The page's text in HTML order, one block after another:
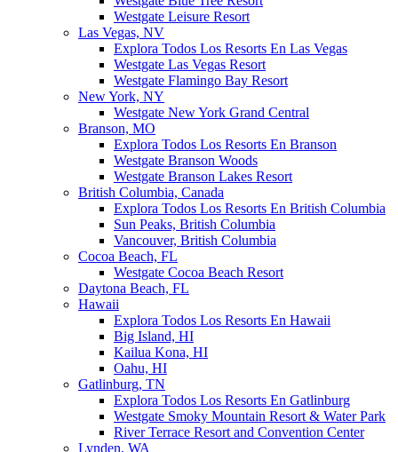
Westgate Leisure Resort
Las Vegas, NV
Explora Todos Los Resorts En Las Vegas
Westgate Las Vegas Resort
Westgate Flamingo Bay Resort
New York, NY
Westgate New York Grand Central
Branson, MO
Explora Todos Los Resorts En Branson
Westgate Branson Woods
Westgate Branson Lakes Resort
British Columbia, Canada
Explora Todos Los Resorts En British Columbia
Sun Peaks, British Columbia
Vancouver, British Columbia
Cocoa Beach, FL
Westgate Cocoa Beach Resort
Daytona Beach, FL
Hawaii
Explora Todos Los Resorts En Hawaii
Big Island, HI
Kailua Kona, HI
Oahu, HI
Gatlinburg, TN
Explora Todos Los Resorts En Gatlinburg
Westgate Smoky Mountain Resort & Water Park
River Terrace Resort and Convention Center
Lynden, WA